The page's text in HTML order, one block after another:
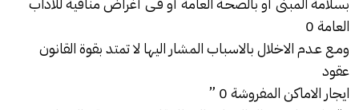
العامة 0
ومـع عـدم الاخلال بالاسباب المشار اليها لا تمتد بقوة القانون
عقود
ايجار الاماكن المفروشة 0 ”